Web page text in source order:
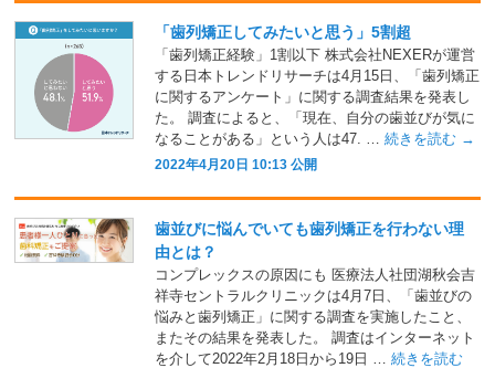
「歯列矯正してみたいと思う」5割超
「歯列矯正経験」1割以下 株式会社NEXERが運営
する日本トレンドリサーチは4月15日、「歯列矯正
に関するアンケート」に関する調査結果を発表し
た。 調査によると、「現在、自分の歯並びが気に
なることがある」という人は47. … 続きを読む →
2022年4月20日 10:13 公開
歯並びに悩んでいても歯列矯正を行わない理
由とは？
コンプレックスの原因にも 医療法人社団湖秋会吉
祥寺セントラルクリニックは4月7日、「歯並びの
悩みと歯列矯正」に関する調査を実施したこと、
またその結果を発表した。 調査はインターネット
を介して2022年2月18日から19日 … 続きを読む